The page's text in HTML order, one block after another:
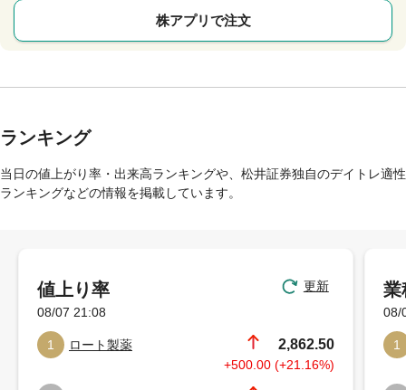
株アプリで注文
ランキング
当日の値上がり率・出来高ランキングや、松井証券独自のデイトレ適性
ランキングなどの情報を掲載しています。